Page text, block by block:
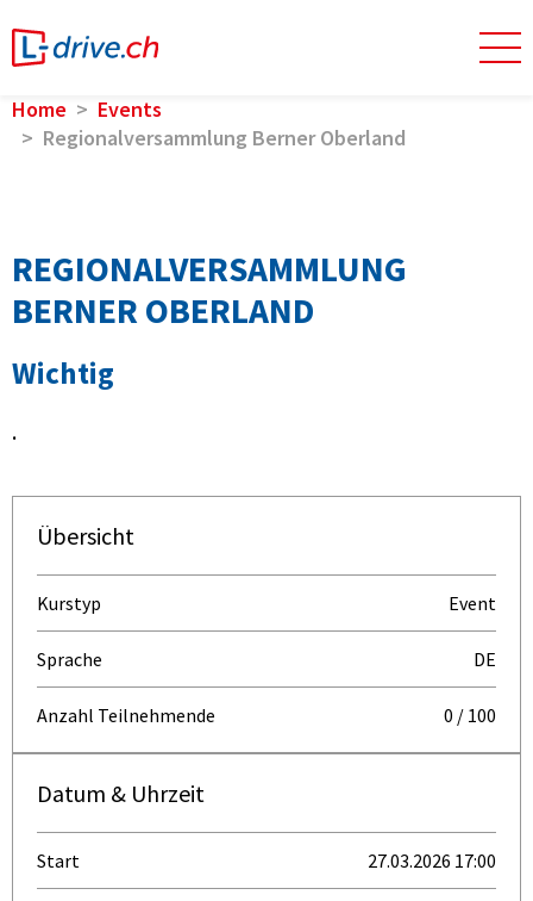
Home
Events
Regionalversammlung Berner Oberland
REGIONALVERSAMMLUNG
BERNER OBERLAND
Wichtig
.
Übersicht
Kurstyp Event
Sprache DE
Anzahl Teilnehmende 0 / 100
Datum & Uhrzeit
Start 27.03.2026 17:00